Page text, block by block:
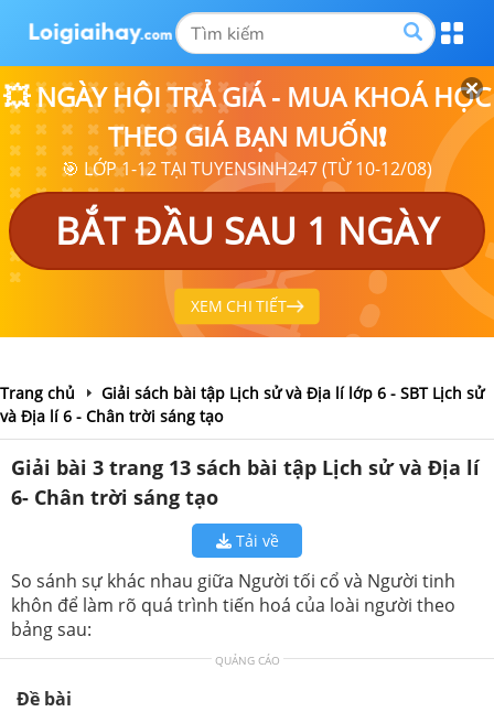
💥 NGÀY HỘI TRẢ GIÁ - MUA KHOÁ HỌC
THEO GIÁ BẠN MUỐN❗
🎯 LỚP 1-12 TẠI TUYENSINH247 (TỪ 10-12/08)
BẮT ĐẦU SAU 1 NGÀY
XEM CHI TIẾT
Trang chủ
Giải sách bài tập Lịch sử và Địa lí lớp 6 - SBT Lịch sử
và Địa lí 6 - Chân trời sáng tạo
Giải bài 3 trang 13 sách bài tập Lịch sử và Địa lí
6- Chân trời sáng tạo
Tải về
So sánh sự khác nhau giữa Người tối cổ và Người tinh
khôn để làm rõ quá trình tiến hoá của loài người theo
bảng sau:
QUẢNG CÁO
Đề bài